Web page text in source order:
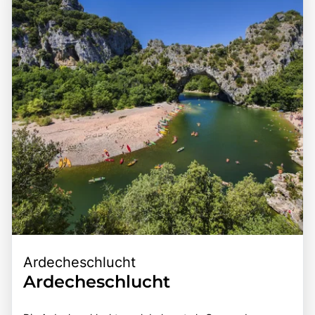
Region zu erleben. Die Kombination aus historischer
Bedeutung, beeindruckender Architektur und malerischer
Umgebung macht den Pont du Gard zu einem
unvergesslichen Ziel für Geschichtsinteressierte und
Naturliebhaber.
Erkundungstouren zu anderen römischen Ruinen in der
Region. Die Kombination aus einer zentralen Lage, der
beeindruckenden Architektur und der Möglichkeit, die
faszinierende Geschichte des Pont du Gard hautnah zu
erleben, macht dieses Ziel zu einem unvergesslichen
Erlebnis für alle, die diese beeindruckende Destination
erkunden möchten.
Ardecheschlucht
Ardecheschlucht